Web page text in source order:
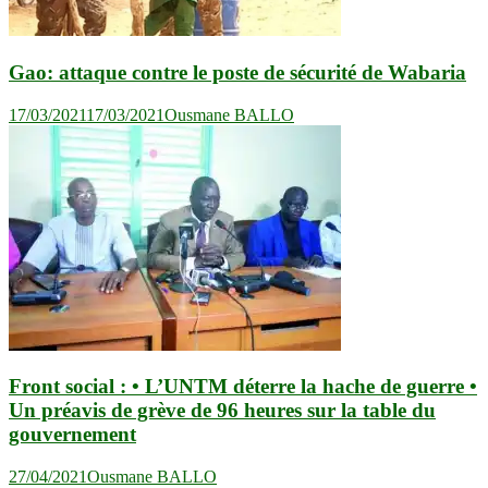
Gao: attaque contre le poste de sécurité de Wabaria
17/03/202117/03/2021Ousmane BALLO
Front social : • L’UNTM déterre la hache de guerre •
Un préavis de grève de 96 heures sur la table du
gouvernement
27/04/2021Ousmane BALLO